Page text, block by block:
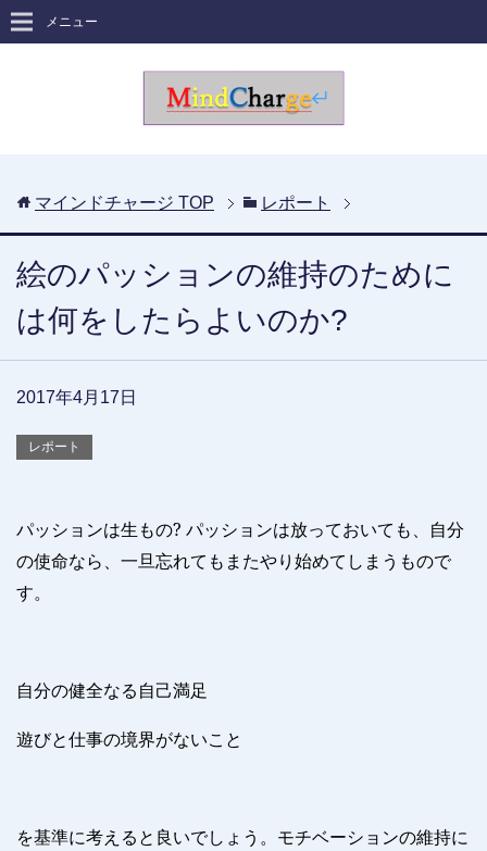
メニュー
マインドチャージ TOP レポート
絵のパッションの維持のために
は何をしたらよいのか?
2017年4月17日
レポート
パッションは生もの? パッションは放っておいても、自分
の使命なら、一旦忘れてもまたやり始めてしまうもので
す。
自分の健全なる自己満足
遊びと仕事の境界がないこと
を基準に考えると良いでしょう。モチベーションの維持に